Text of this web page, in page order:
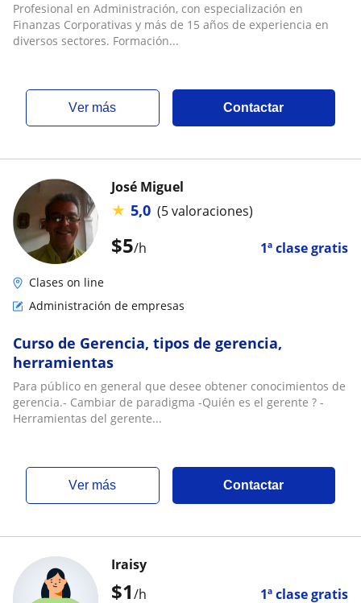
Profesional en Administración, con especialización en
Finanzas Corporativas y más de 15 años de experiencia en
diversos sectores. Formación...
ver más Contactar
$5/h 1ª clase gratis
José Miguel
★ 5,0 (5 valoraciones)
Clases on line
Administración de empresas
Curso de Gerencia, tipos de gerencia,
herramientas
Para público en general que desee obtener conocimientos de
gerencia.- Cambiar de paradigma -Quién es el gerente ? -
Herramientas del gerente...
ver más Contactar
$1/h 1ª clase gratis
Iraisy